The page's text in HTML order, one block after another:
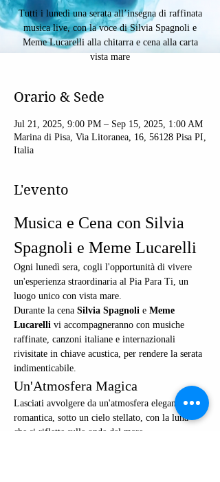
Tutti i lunedì una serata all’insegna di raffinata
musica live, con la voce di Silvia Spagnoli e
Meme Lucarelli alla chitarra e cena alla carta
vista mare
Orario & Sede
Jul 21, 2025, 9:00 PM – Sep 15, 2025, 1:00 AM
Marina di Pisa, Via Litoranea, 16, 56128 Pisa PI,
Italia
L'evento
Musica e Cena con Silvia
Spagnoli e Meme Lucarelli
Ogni lunedì sera, cogli l'opportunità di vivere
un'esperienza straordinaria al Pia Para Ti, un
luogo unico con vista mare.
Durante la cena Silvia Spagnoli e Meme
Lucarelli vi accompagneranno con musiche
raffinate, canzoni italiane e internazionali
rivisitate in chiave acustica, per rendere la serata
indimenticabile.
Un'Atmosfera Magica
Lasciati avvolgere da un'atmosfera elegante e
romantica, sotto un cielo stellato, con la luna
che si riflette sulle onde del mare.